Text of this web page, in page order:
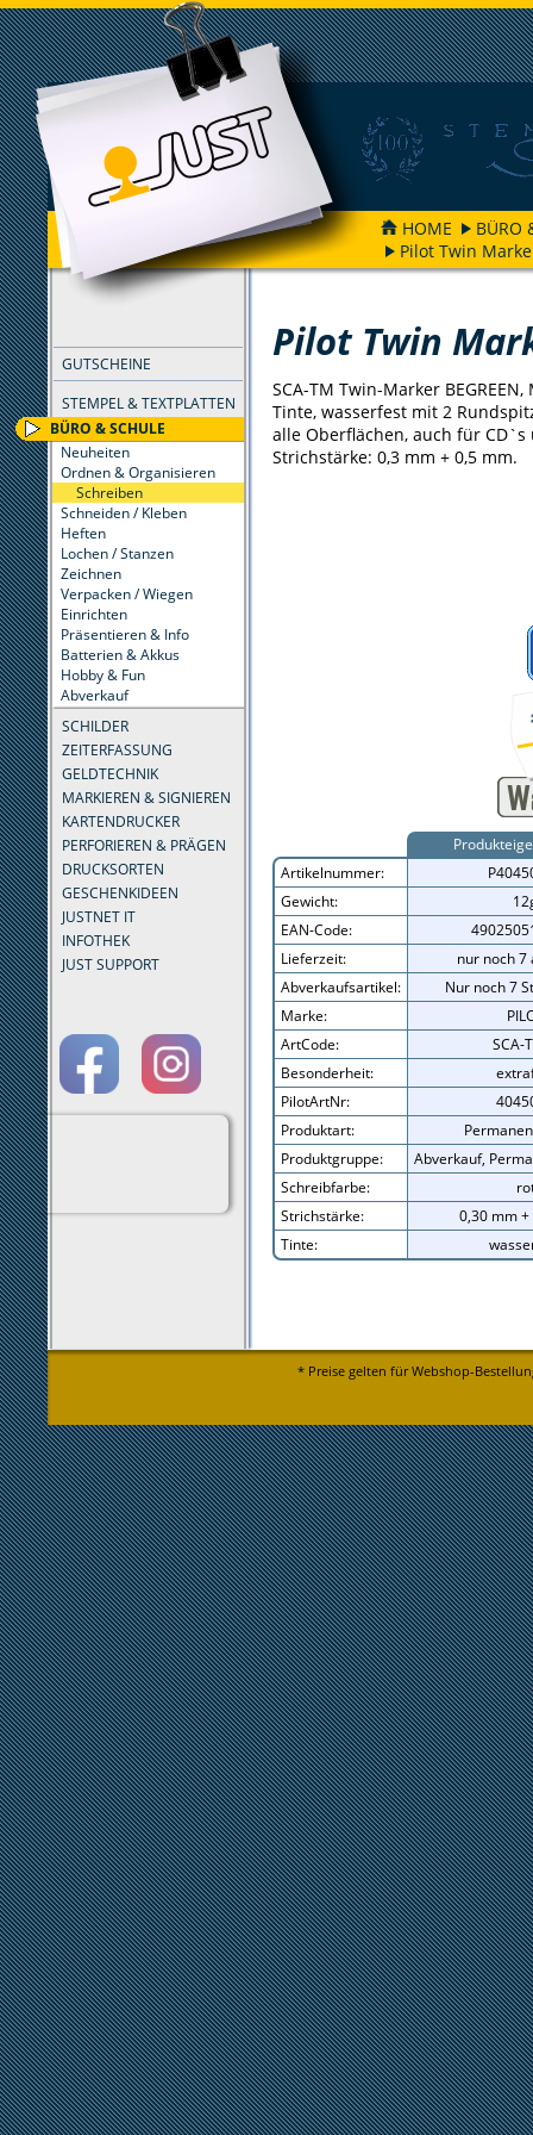
HOME
BÜRO
Pilot Twin
GUTSCHEINE
STEMPEL & TEXTPLATTEN
BÜRO & SCHULE
Neuheiten
Ordnen & Organisieren
Schreiben
Schneiden / Kleben
Heften
Lochen / Stanzen
Zeichnen
Verpacken / Wiegen
Einrichten
Präsentieren & Info
Batterien & Akkus
Hobby & Fun
Abverkauf
SCHILDER
ZEITERFASSUNG
GELDTECHNIK
MARKIEREN & SIGNIEREN
KARTENDRUCKER
PERFORIEREN & PRÄGEN
DRUCKSORTEN
GESCHENKIDEEN
JUSTNET IT
INFOTHEK
JUST SUPPORT
FILTER
Pilot Twin
SCA-TM Twin-Marker
Tinte, wasserfest mit 2
alle Oberflächen, auch für CD`s
Strichstärke: 0,3 mm + 0,5 mm.
Artikelnummer:
Gewicht:
EAN-Code:
Lieferzeit:
nur noch 7
Abverkaufsartikel:
Nur noch 7
Marke:
ArtCode:
SCA-
Besonderheit:
PilotArtNr:
Produktart:
Produktgruppe:
Abverkauf,
Schreibfarbe:
Strichstärke:
0,30 mm
Tinte:
* Preise gelten für Webshop-